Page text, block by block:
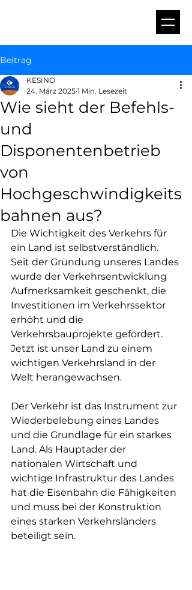
Beitrag
Wie sieht der Befehls-
und
Disponentenbetrieb
von
Hochgeschwindigkeits
bahnen aus?
KESINO
24. März 2025 1 Min. Lesezeit
Die Wichtigkeit des Verkehrs für
ein Land ist selbstverständlich.
Seit der Gründung unseres Landes
wurde der Verkehrsentwicklung
Aufmerksamkeit geschenkt, die
Investitionen im Verkehrssektor
erhöht und die
Verkehrsbauprojekte gefördert.
Jetzt ist unser Land zu einem
wichtigen Verkehrsland in der
Welt herangewachsen.
Der Verkehr ist das Instrument zur
Wiederbelebung eines Landes
und die Grundlage für ein starkes
Land. Als Hauptader der
nationalen Wirtschaft und
wichtige Infrastruktur des Landes
hat die Eisenbahn die Fähigkeiten
und muss bei der Konstruktion
eines starken Verkehrsländers
beteiligt sein.